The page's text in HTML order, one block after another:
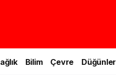
Bilim Çevre Düğünler